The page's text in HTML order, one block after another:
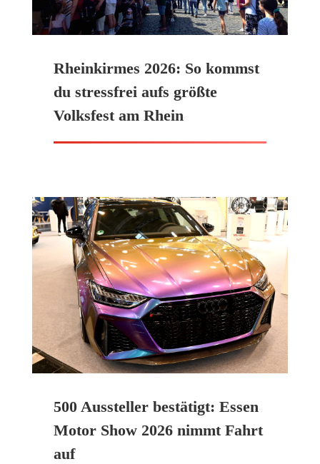
Rheinkirmes 2026: So kommst
du stressfrei aufs größte
Volksfest am Rhein
500 Aussteller bestätigt: Essen
Motor Show 2026 nimmt Fahrt
auf